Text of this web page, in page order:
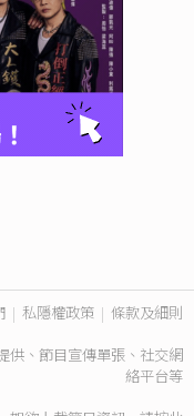
| 私隱權政策 | 條款及細則
供、節目宣傳單張、社交網
絡平台等